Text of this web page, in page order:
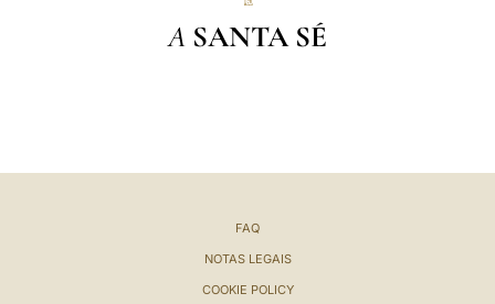
A SANTA SÉ
FAQ
NOTAS LEGAIS
COOKIE POLICY